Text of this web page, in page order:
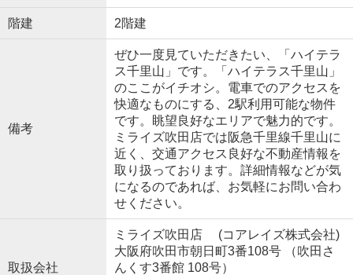
階建 2階建
備考
ぜひ一度見ていただきたい、「ハイテラ
ス千里山」です。「ハイテラス千里山」
のここがイチオシ。電車でのアクセスを
快適なものにする、2駅利用可能な物件
です。眺望良好なエリアで魅力的です。
ミライズ吹田店では阪急千里線千里山に
近く、交通アクセス良好な不動産情報を
取り扱っております。詳細情報などが気
になるのであれば、お気軽にお問い合わ
せください。
取扱会社
ミライズ吹田店 (コアレイズ株式会社)
大阪府吹田市朝日町3番108号 （吹田さ
んくす3番館 108号）